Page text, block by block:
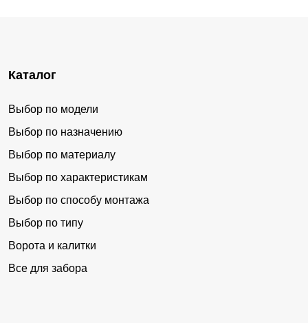
Каталог
Выбор по модели
Выбор по назначению
Выбор по материалу
Выбор по характеристикам
Выбор по способу монтажа
Выбор по типу
Ворота и калитки
Все для забора